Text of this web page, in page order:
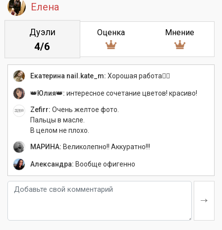
Елена
Дуэли
4/6
Оценка Мнение
Екатерина nail.kate_m: Хорошая работа👍🏻
👑Юлия👑: интересное сочетание цветов! красиво!
Zefirr: Очень желтое фото.
Пальцы в масле.
В целом не плохо.
МАРИНА: Великолепно!! Аккуратно!!!
Александра: Вообще офигенно